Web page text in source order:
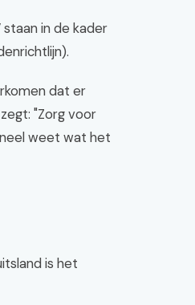
staan in de kader
dat er
"Zorg voor
weet wat het
is het